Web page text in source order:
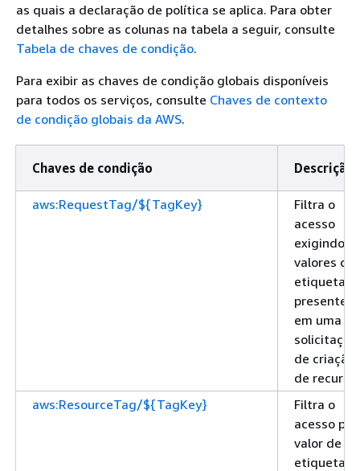
as quais a declaração de política se aplica. Para obter
detalhes sobre as colunas na tabela a seguir, consulte
Tabela de chaves de condição.
Para exibir as chaves de condição globais disponíveis
para todos os serviços, consulte Chaves de contexto
de condição globais da AWS.
Chaves de condição Descrição
aws:RequestTag/${TagKey}
Filtra o
acesso
exigindo
valores de
etiquetas
presentes
em uma
solicitação
de criação
de recurso
aws:ResourceTag/${TagKey}
Filtra o
acesso
valor de
etiqueta